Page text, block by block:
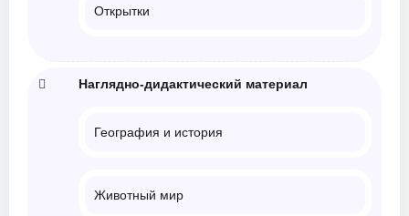
Открытки
Наглядно-дидактический материал
География и история
Животный мир